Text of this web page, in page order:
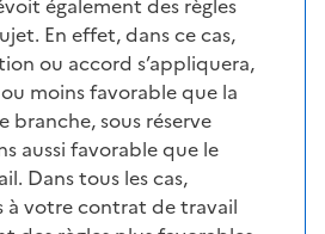
En effet, dans ce cas,
ou accord s’appliquera,
moins favorable que la
branche, sous réserve
aussi favorable que le
Dans tous les cas,
à votre contrat de travail